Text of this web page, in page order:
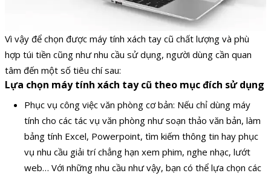
Vì vậy để chọn được máy tính xách tay cũ chất lượng và phù
hợp túi tiền cũng như nhu cầu sử dụng, người dùng cần quan
tâm đến một số tiêu chí sau:
Lựa chọn máy tính xách tay cũ theo mục đích sử dụng
Phục vụ công việc văn phòng cơ bản: Nếu chỉ dùng máy
tính cho các tác vụ văn phòng như soạn thảo văn bản, làm
bảng tính Excel, Powerpoint, tìm kiếm thông tin hay phục
vụ nhu cầu giải trí chẳng hạn xem phim, nghe nhạc, lướt
web… Với những nhu cầu như vậy, bạn có thể lựa chọn các